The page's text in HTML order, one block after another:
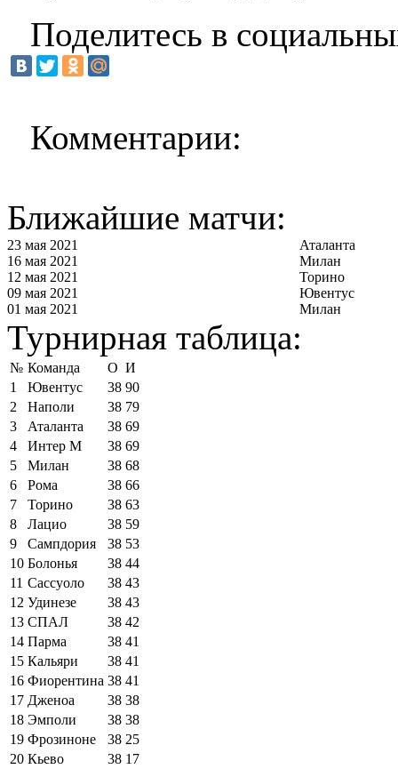
Поделитесь в
Комментарии:
Ближайшие матчи:
23 мая 2021
Аталанта
16 мая 2021
Милан
12 мая 2021
Торино
09 мая 2021
Ювентус
01 мая 2021
Милан
Турнирная таблица:
№ Команда О И
1
Ювентус 38 90
2
Наполи 38 79
3
Аталанта 38 69
4
Интер М 38 69
5
Милан 38 68
6
Рома 38 66
7
Торино 38 63
8
Лацио 38 59
9
Сампдория 38 53
10 Болонья 38 44
11 Сассуоло 38 43
12 Удинезе 38 43
13 СПАЛ 38 42
14 Парма 38 41
15 Кальяри 38 41
16 Фиорентина 38 41
17 Дженоа 38 38
18 Эмполи 38 38
19 Фрозиноне 38 25
20 Кьево 38 17